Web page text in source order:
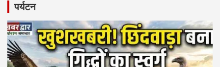
b
o
o
k
A
p
p
पर्यटन